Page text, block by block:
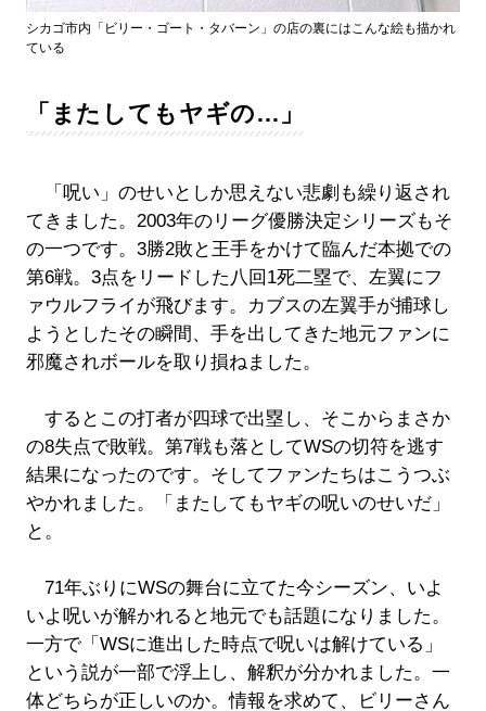
シカゴ市内「ビリー・ゴート・タバーン」の店の裏にはこんな絵も描かれ
ている
「またしてもヤギの…」
「呪い」のせいとしか思えない悲劇も繰り返され
てきました。2003年のリーグ優勝決定シリーズもそ
の一つです。3勝2敗と王手をかけて臨んだ本拠での
第6戦。3点をリードした八回1死二塁で、左翼にフ
ァウルフライが飛びます。カブスの左翼手が捕球し
ようとしたその瞬間、手を出してきた地元ファンに
邪魔されボールを取り損ねました。
するとこの打者が四球で出塁し、そこからまさか
の8失点で敗戦。第7戦も落としてWSの切符を逃す
結果になったのです。そしてファンたちはこうつぶ
やかれました。「またしてもヤギの呪いのせいだ」
と。
71年ぶりにWSの舞台に立てた今シーズン、いよ
いよ呪いが解かれると地元でも話題になりました。
一方で「WSに進出した時点で呪いは解けている」
という説が一部で浮上し、解釈が分かれました。一
体どちらが正しいのか。情報を求めて、ビリーさん